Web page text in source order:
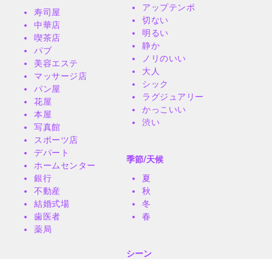
寿司屋
中華店
喫茶店
パブ
美容エステ
マッサージ店
パン屋
花屋
本屋
写真館
スポーツ店
デパート
ホームセンター
銀行
不動産
結婚式場
歯医者
薬局
アップテンポ
切ない
明るい
静か
ノリのいい
大人
シック
ラグジュアリー
かっこいい
渋い
季節/天候
夏
秋
冬
春
シーン